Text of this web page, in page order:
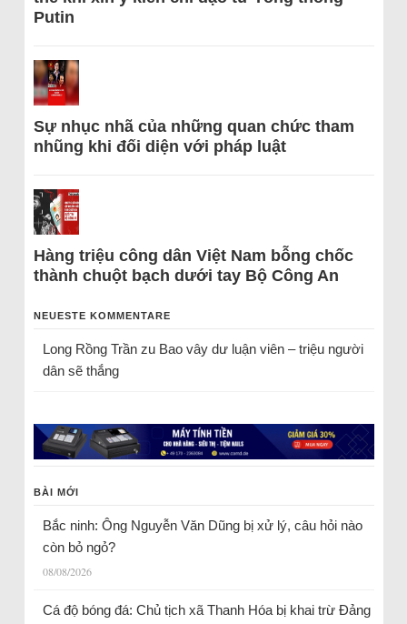
Putin
Sự nhục nhã của những quan chức tham
nhũng khi đối diện với pháp luật
Hàng triệu công dân Việt Nam bỗng chốc
thành chuột bạch dưới tay Bộ Công An
NEUESTE KOMMENTARE
Long Rồng Trầnzu Bao vây dư luận viên – triệu người
dân sẽ thắng
BÀI MỚI
Bắc ninh: Ông Nguyễn Văn Dũng bị xử lý, câu hỏi nào
còn bỏ ngỏ?
08/08/2026
Cá độ bóng đá: Chủ tịch xã Thanh Hóa bị khai trừ Đảng